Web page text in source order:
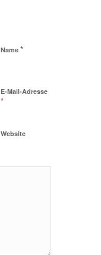
Name *
E-Mail-Adresse
*
Website